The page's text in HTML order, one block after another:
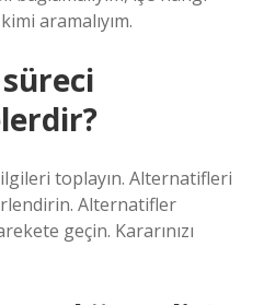
aramalıyım.
toplayın. Alternatifleri
Alternatifler
geçin. Kararınızı